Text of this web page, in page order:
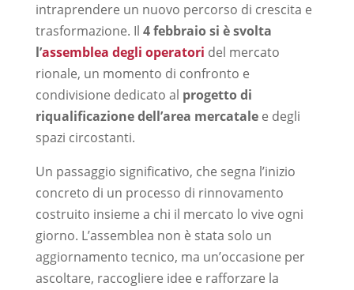
intraprendere un nuovo percorso di crescita e
trasformazione. Il 4 febbraio si è svolta
l’assemblea degli operatori del mercato
rionale, un momento di confronto e
condivisione dedicato al progetto di
riqualificazione dell’area mercatalee degli
spazi circostanti.
Un passaggio significativo, che segna l’inizio
concreto di un processo di rinnovamento
costruito insieme a chi il mercato lo vive ogni
giorno. L’assemblea non è stata solo un
aggiornamento tecnico, ma un’occasione per
ascoltare, raccogliere idee e rafforzare la